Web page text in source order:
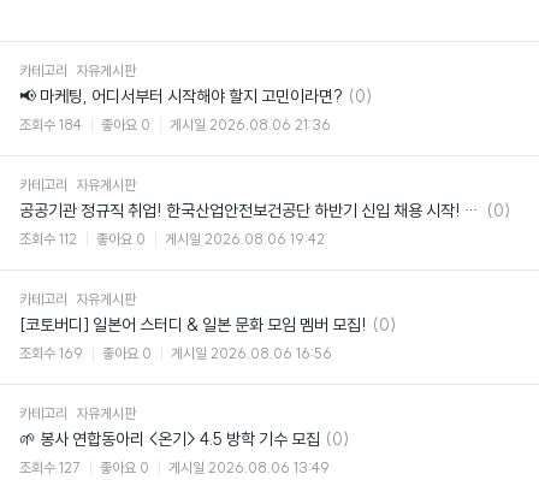
카테고리 자유게시판
📢 마케팅, 어디서부터 시작해야 할지 고민이라면? 댓
(0)
조회수 184 좋아요 0 게시일 2026.08.06 21:36
카테고리 자유게시판
공공기관 정규직 취업! 한국산업안전보건공단 하반기 신입 채용 시작! (~8/24) 댓
(0)
조회수 112 좋아요 0 게시일 2026.08.06 19:42
카테고리 자유게시판
[코토버디] 일본어 스터디 & 일본 문화 모임 멤버 모집! 댓
(0)
조회수 169 좋아요 0 게시일 2026.08.06 16:56
카테고리 자유게시판
🌱 봉사 연합동아리 <온기> 4.5 방학 기수 모집 댓
글
(0)
조회수 127 좋아요 0 게시일 2026.08.06 13:49